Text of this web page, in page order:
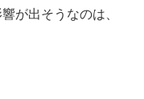
が出そうなのは、